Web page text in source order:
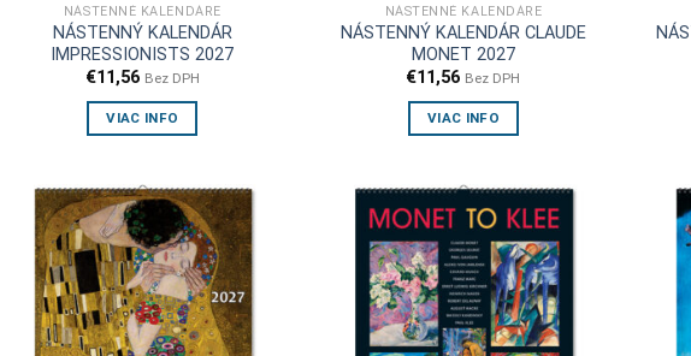
NÁSTENNÉ KALENDÁRE
NÁSTENNÝ KALENDÁR
IMPRESSIONISTS 2027
€11,56 Bez DPH
VIAC INFO
NÁSTENNÉ KALENDÁRE
NÁSTENNÝ KALENDÁR CLAUDE
MONET 2027
€11,56 Bez DPH
VIAC INFO